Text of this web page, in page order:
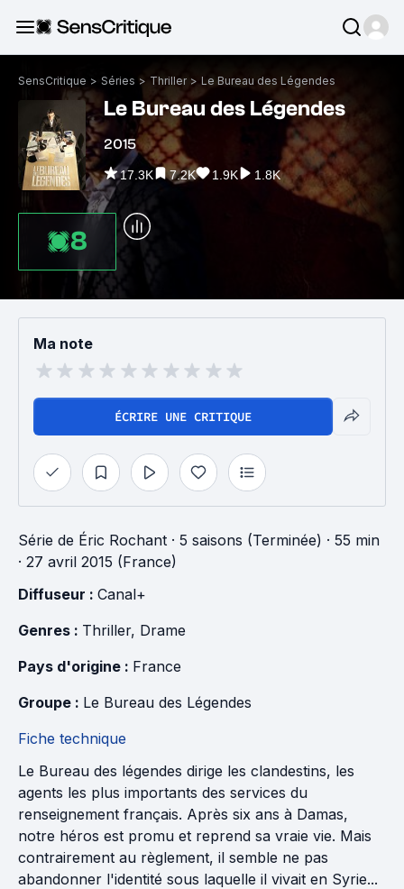
SensCritique > Séries > Thriller > Le Bureau des Légendes
Le Bureau des Légendes
2015
17.3K 7.2K 1.9K 1.8K
8
Ma note
ÉCRIRE UNE CRITIQUE
Série de Éric Rochant · 5 saisons (Terminée) · 55 min
· 27 avril 2015 (France)
Diffuseur : Canal+
Genres : Thriller, Drame
Pays d'origine : France
Groupe : Le Bureau des Légendes
Fiche technique
Le Bureau des légendes dirige les clandestins, les
agents les plus importants des services du
renseignement français. Après six ans à Damas,
notre héros est promu et reprend sa vraie vie. Mais
contrairement au règlement, il semble ne pas
abandonner l'identité sous laquelle il vivait en Syrie...